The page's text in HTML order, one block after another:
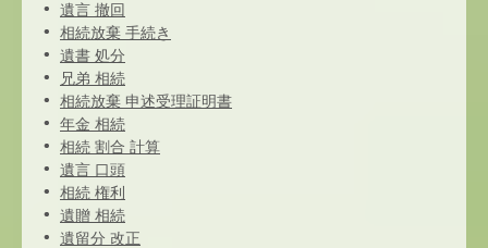
遺言 撤回
相続放棄 手続き
遺書 処分
兄弟 相続
相続放棄 申述受理証明書
年金 相続
相続 割合 計算
遺言 口頭
相続 権利
遺贈 相続
遺留分 改正